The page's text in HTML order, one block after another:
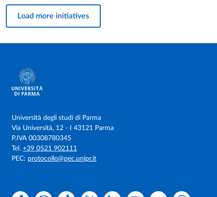
Load more initiatives
Università degli studi di Parma
Via Università, 12 - I 43121 Parma
P.IVA 00308780345
Tel. +39 0521 902111
PEC: protocollo@pec.unipr.it